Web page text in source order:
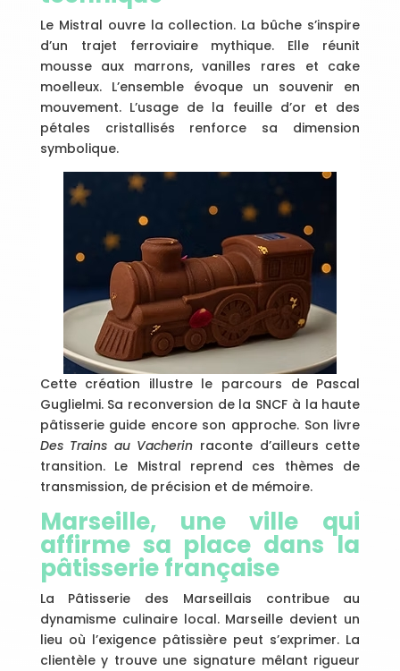
Le Mistral ouvre la collection. La bûche s’inspire
d’un trajet ferroviaire mythique. Elle réunit
mousse aux marrons, vanilles rares et cake
moelleux. L’ensemble évoque un souvenir en
mouvement. L’usage de la feuille d’or et des
pétales cristallisés renforce sa dimension
symbolique.
Cette création illustre le parcours de Pascal
Guglielmi. Sa reconversion de la SNCF à la haute
pâtisserie guide encore son approche. Son livre
Des Trains au Vacherin raconte d’ailleurs cette
transition. Le Mistral reprend ces thèmes de
transmission, de précision et de mémoire.
Marseille, une ville qui
affirme sa place dans la
pâtisserie française
La Pâtisserie des Marseillais contribue au
dynamisme culinaire local. Marseille devient un
lieu où l’exigence pâtissière peut s’exprimer. La
clientèle y trouve une signature mêlant rigueur